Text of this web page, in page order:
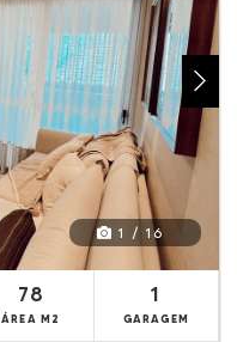
1 / 16
78
ÁREA M2
1
GARAGEM